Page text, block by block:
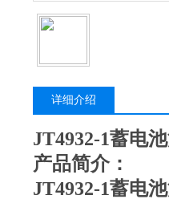
详细介绍
JT4932-1蓄电
产品简介：
JT4932-1蓄电